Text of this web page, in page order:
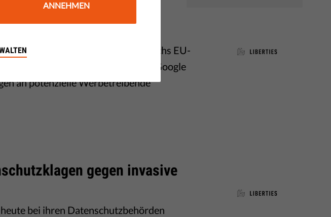
Medien
Klagen, die im Dezember in sechs EU-
mit denen Google
an potenzielle Werbetreibende
gegen invasive
bei ihren Datenschutzbehörden
ANNEHMEN